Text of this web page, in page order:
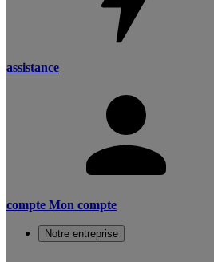
assistance
compte Mon compte
Notre entreprise